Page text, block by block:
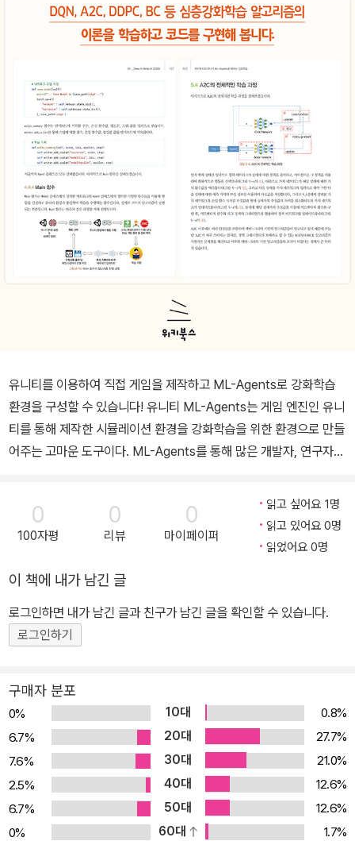
유니티를 이용하여 직접 게임을 제작하고 ML-Agents로 강화학습
환경을 구성할 수 있습니다! 유니티 ML-Agents는 게임 엔진인 유니
티를 통해 제작한 시뮬레이션 환경을 강화학습을 위한 환경으로 만들
어주는 고마운 도구이다. ML-Agents를 통해 많은 개발자, 연구자들
학술적, 산업적으로 강화학습의 사용에 있어 중요한 도구가 되었다.
하지만 아직까지도 ML-Agents, 그중에서도 특히 ML-Agents 2.0
이후의 버전을 다루는 참고 자료가 많지 않기 때문에 ML-Agents를
화학습 등 유니티 ML-Agents를 사용하는 데 필요한 다양한 내용을
다룬다. 또한 이 책은 2020년 출간된 ≪텐서플로와 유니티 ML-Age
nts로 배우는 강화학습≫의 개정판으로 최신버전의 ML-Agents에
대한 내용을 다루고 있다. ★ 이 책에서 다루는 내용 ★ ◎ 강화학습
Agents 설치, 구성 요소 및 사용법 설명(mlagents-learn, Python
API) ◎ 강화학습 환경 제작: 그리드월드, 드론, 카트레이싱 ◎ 강화
학습 알고리즘 이론 학습 및 코드 구현: DQN, A2C, DDPG, BC ◎
ML-Agents 예제 환경을 이용한 강화학습 환경 제작 ◎ 무료 에셋
을 이용한 강화학습 환경 제작
0
100자평
0
리뷰
0
마이페이퍼
읽고 싶어요 1명
읽고 있어요 0명
읽었어요 0명
이 책에 내가 남긴 글
로그인하면 내가 남긴 글과 친구가 남긴 글을 확인할 수 있습니다.
로그인하기
구매자 분포
0% 10대
0.8%
6.7%
20대
27.7%
7.6%
30대
21.0%
2.5%
40대
12.6%
6.7%
50대
12.6%
0%
60대
1.7%